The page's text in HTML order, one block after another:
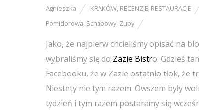
Agnieszka KRAKÓW, RECENZJE, RESTAURACJE
Pomidorowa, Schabowy, Zupy
Jako, że najpierw chcieliśmy opisać na
wybraliśmy się do Zazie Bistro. Gdzieś
Facebooku, że w Zazie ostatnio tłok, że
Niestety nie tym razem. Owszem były
tydzień i tym razem postaramy się